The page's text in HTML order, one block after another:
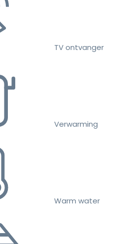
TV ontvanger
Verwarming
Warm water